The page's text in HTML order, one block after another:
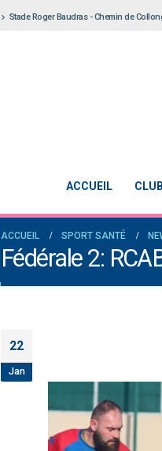
Stade Roger Baudras - Chemin de
ACCUEIL CLUB
ACCUEIL SPORT SANTÉ
Fédérale 2:
22
Jan
Les adversaires en
vieilles
6 juillet 2026